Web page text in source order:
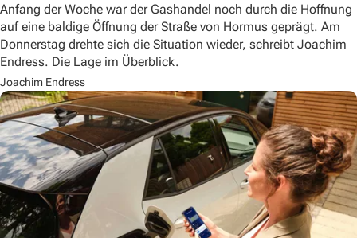
Anfang der Woche war der Gashandel noch durch die Hoffnung
auf eine baldige Öffnung der Straße von Hormus geprägt. Am
Donnerstag drehte sich die Situation wieder, schreibt Joachim
Endress. Die Lage im Überblick.
Joachim Endress